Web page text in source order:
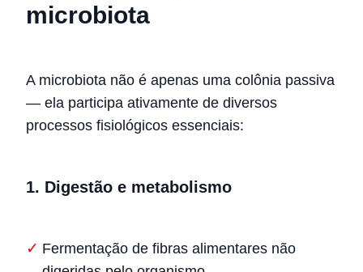
microbiota
A microbiota não é apenas uma colônia passiva
— ela participa ativamente de diversos
processos fisiológicos essenciais:
1. Digestão e metabolismo
Fermentação de fibras alimentares não